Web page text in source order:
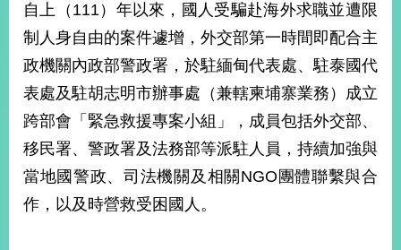
值
外
交
經
濟
不
落
國
海
自上（111）年以來，國人受騙赴海外求職並遭限
制人身自由的案件遽增，外交部第一時間即配合主
政機關內政部警政署，於駐緬甸代表處、駐泰國代
表處及駐胡志明市辦事處（兼轄柬埔寨業務）成立
跨部會「緊急救援專案小組」，成員包括外交部、
移民署、警政署及法務部等派駐人員，持續加強與
當地國警政、司法機關及相關NGO團體聯繫與合
作，以及時營救受困國人。